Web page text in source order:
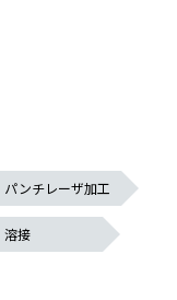
パンチレーザ加工
溶接